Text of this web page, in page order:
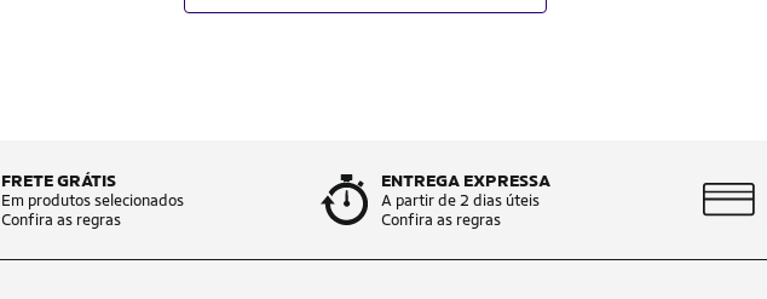
FRETE GRÁTIS
Em produtos selecionados
Confira as regras
ENTREGA EXPRESSA
A partir de 2 dias úteis
Confira as regras